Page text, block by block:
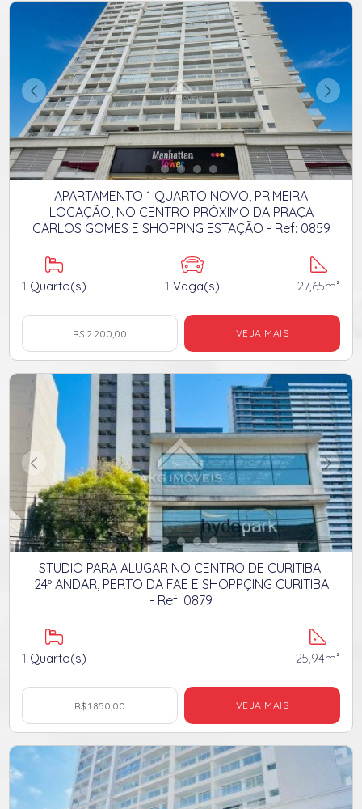
APARTAMENTO 1 QUARTO NOVO, PRIMEIRA
LOCAÇÃO, NO CENTRO PRÓXIMO DA PRAÇA
CARLOS GOMES E SHOPPING ESTAÇÃO - Ref: 0859
1 Quarto(s) 1 Vaga(s) 27,65m²
R$ 2.200,00 VEJA MAIS
STUDIO PARA ALUGAR NO CENTRO DE CURITIBA:
24º ANDAR, PERTO DA FAE E SHOPPÇING CURITIBA
- Ref: 0879
1 Quarto(s) 25,94m²
R$ 1.850,00 VEJA MAIS